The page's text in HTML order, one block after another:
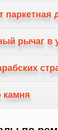
паркетная
рычаг в
камня